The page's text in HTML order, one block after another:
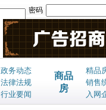
密码
政务动态
法律法规
行业要闻
商品
房
精品
销售
入网